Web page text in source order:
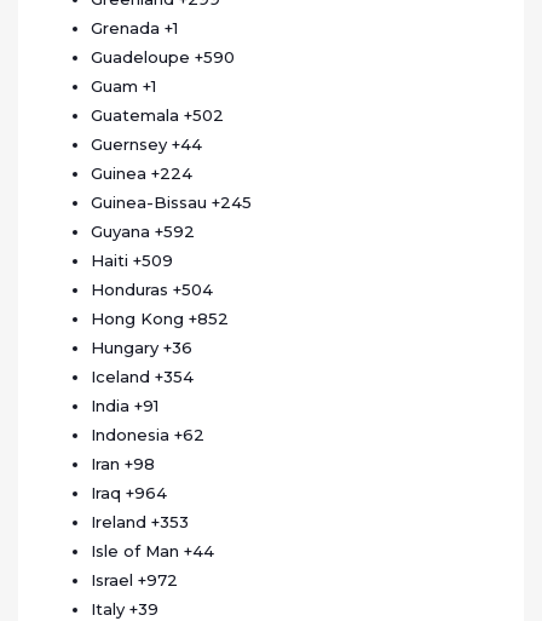
Grenada +1
Guadeloupe +590
Guam +1
Guatemala +502
Guernsey +44
Guinea +224
Guinea-Bissau +245
Guyana +592
Haiti +509
Honduras +504
Hong Kong +852
Hungary +36
Iceland +354
India +91
Indonesia +62
Iran +98
Iraq +964
Ireland +353
Isle of Man +44
Israel +972
Italy +39